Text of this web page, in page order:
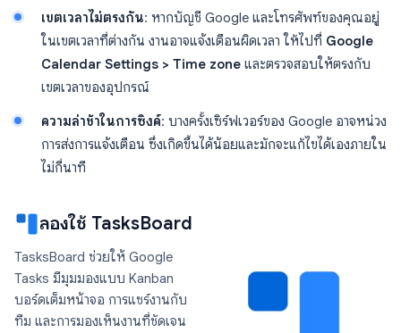
เขตเวลาไม่ตรงกัน: หากบัญชี Google และโทรศัพท์ของคุณอยู่
ในเขตเวลาที่ต่างกัน งานอาจแจ้งเตือนผิดเวลา ให้ไปที่ Google
Calendar Settings > Time zone และตรวจสอบให้ตรงกับ
เขตเวลาของอุปกรณ์
ความล่าช้าในการซิงค์: บางครั้งเซิร์ฟเวอร์ของ Google อาจหน่วง
การส่งการแจ้งเตือน ซึ่งเกิดขึ้นได้น้อยและมักจะแก้ไขได้เองภายใน
ไม่กี่นาที
ลองใช้ TasksBoard
TasksBoard ช่วยให้ Google
Tasks มีมุมมองแบบ Kanban
บอร์ดเต็มหน้าจอ การแชร์งานกับ
ทีม และการมองเห็นงานที่ชัดเจน